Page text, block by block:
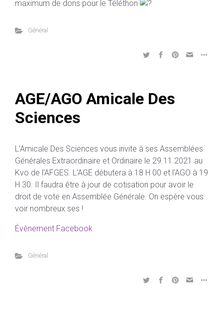
maximum de dons pour le Téléthon
Général
AGE/AGO Amicale Des
Sciences
L’Amicale Des Sciences vous invite à ses Assemblées
Générales Extraordinaire et Ordinaire le 29.11.2021 au
Kvo de l’AFGES. L’AGE débutera à 18 H 00 et l’AGO à 19
H 30. Il faudra être à jour de cotisation pour avoir le
droit de vote en Assemblée Générale. On espère vous
voir nombreux.ses !
Évènement Facebook
Général